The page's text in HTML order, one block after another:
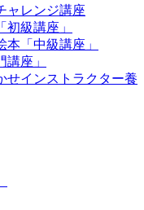
レンジ講座
級講座」
「中級講座」
座」
せインストラクター養